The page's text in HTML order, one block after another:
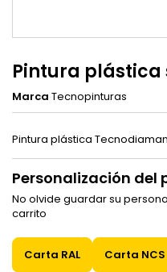
Pintura plástica
Marca Tecnopinturas
Pintura plástica
Personalización del
No olvide guardar su
carrito
Carta RAL Carta NCS